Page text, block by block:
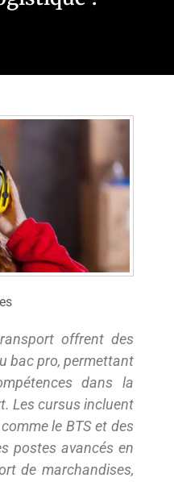
offrent des
bac pro, permettant
dans la
Les cursus incluent
le BTS et des
postes avancés en
de marchandises,